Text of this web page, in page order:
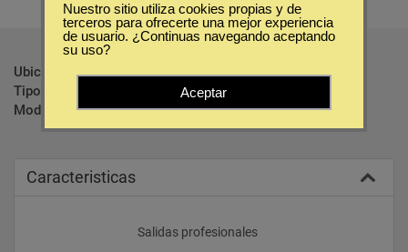
Ubicación:
Barcelona - Barcelona
Tipo:
Carreras Universitarias
Modalidad:
Presencial
Caracteristicas
					Salidas profesionales
Nuestro sitio utiliza cookies propias y de
terceros para ofrecerte una mejor experiencia
de usuario. ¿Continuas navegando aceptando
su uso?
Aceptar